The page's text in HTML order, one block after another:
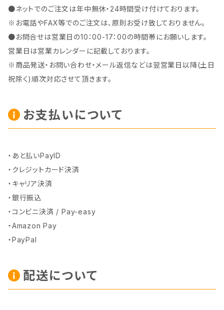
●ネットでのご注文は年中無休・24時間受け付けております。
※お電話やFAX等でのご注文は、原則お受け致しておりません。
●お問合せは営業日の10：00-17：00の時間帯にお願いします。
営業日は営業カレンダーに記載しております。
※商品発送・お問い合わせ・メール返信などは翌営業日以降(土日
祝除く)順次対応させて頂きます。
お支払いについて
・あと払いPayID
・クレジットカード決済
・キャリア決済
・銀行振込
・コンビニ決済 / Pay-easy
・Amazon Pay
・PayPal
配送について